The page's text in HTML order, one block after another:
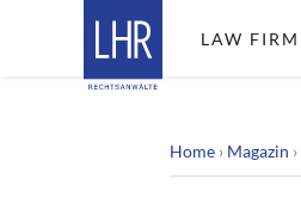
LAW FIRM
Home › Magazin ›